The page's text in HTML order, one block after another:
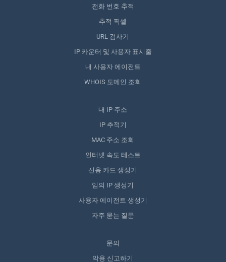
전화 번호 추적
추적 픽셀
URL 검사기
IP 카운터 및 사용자 표시줄
내 사용자 에이전트
WHOIS 도메인 조회
내 IP 주소
IP 추적기
MAC 주소 조회
인터넷 속도 테스트
신용 카드 생성기
임의 IP 생성기
사용자 에이전트 생성기
자주 묻는 질문
문의
악용 신고하기